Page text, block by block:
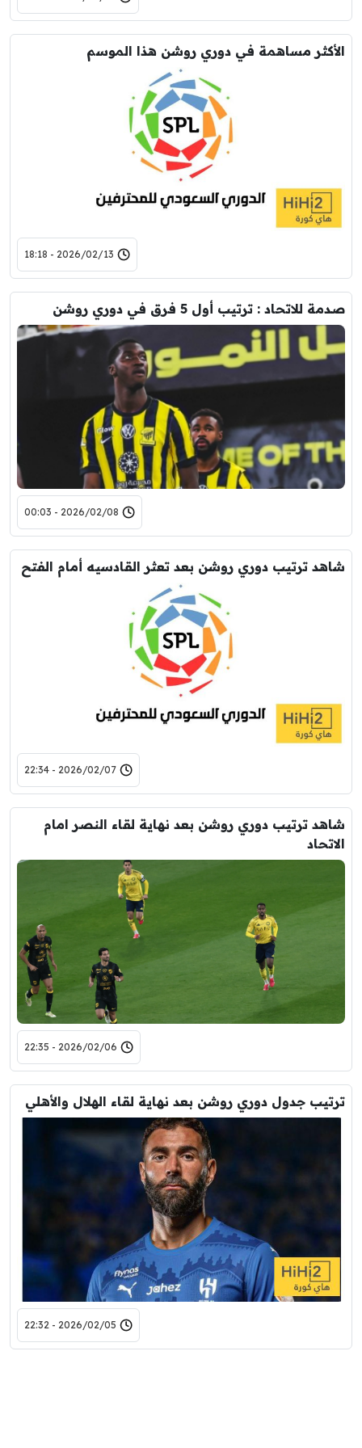
الأكثر مساهمة في دوري روشن هذا الموسم
2026/02/13 - 18:18
صدمة للاتحاد : ترتيب أول 5 فرق في دوري روشن
2026/02/08 - 00:03
شاهد ترتيب دوري روشن بعد تعثر القادسيه أمام الفتح
2026/02/07 - 22:34
شاهد ترتيب دوري روشن بعد نهاية لقاء النصر امام
الاتحاد
2026/02/06 - 22:35
ترتيب جدول دوري روشن بعد نهاية لقاء الهلال والأهلي
2026/02/05 - 22:32